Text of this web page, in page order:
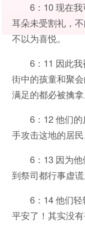
6：10 现在
耳朵未受割礼，
不以为喜悦。
6：11 因此
街中的孩童和聚
满足的都必被擒拿
6：12 他们
手攻击这地的居民
6：13 因为
到祭司都行事虚谎
6：14 他们
平安了！其实没有